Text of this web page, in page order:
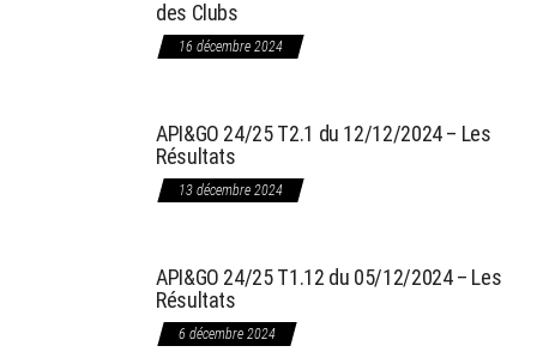
des Clubs
16 décembre 2024
API&GO 24/25 T2.1 du 12/12/2024 – Les
Résultats
13 décembre 2024
API&GO 24/25 T1.12 du 05/12/2024 – Les
Résultats
6 décembre 2024